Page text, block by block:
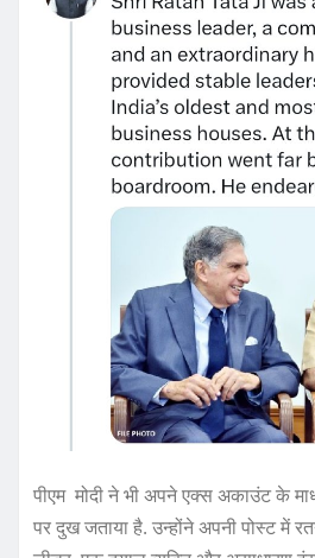
पीएम मोदी ने भी अपने एक्स अकाउंट के
पर दुख जताया है. उन्‍होंने अपनी पोस्‍ट में